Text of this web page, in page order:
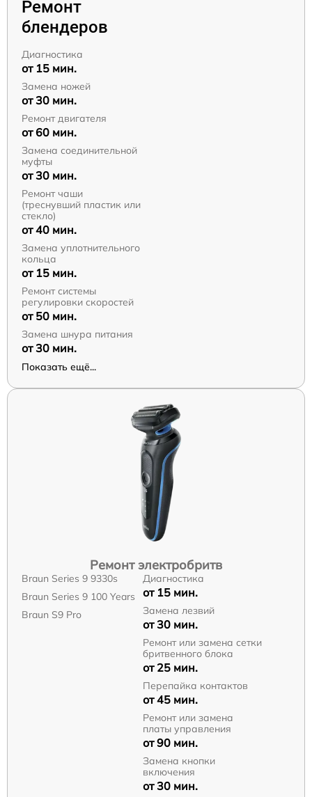
Ремонт
блендеров
Диагностика
от 15 мин.
Замена ножей
от 30 мин.
Ремонт двигателя
от 60 мин.
Замена соединительной
муфты
от 30 мин.
Ремонт чаши
(треснувший пластик или
стекло)
от 40 мин.
Замена уплотнительного
кольца
от 15 мин.
Ремонт системы
регулировки скоростей
от 50 мин.
Замена шнура питания
от 30 мин.
Показать ещё...
Ремонт электробритв
Braun Series 9 9330s
Braun Series 9 100 Years
Braun S9 Pro
Диагностика
от 15 мин.
Замена лезвий
от 30 мин.
Ремонт или замена сетки
бритвенного блока
от 25 мин.
Перепайка контактов
от 45 мин.
Ремонт или замена
платы управления
от 90 мин.
Замена кнопки
включения
от 30 мин.